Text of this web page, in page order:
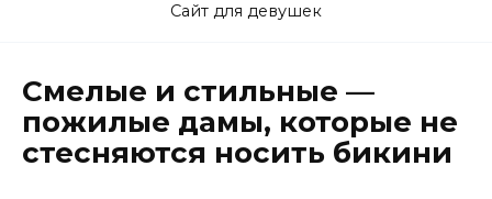
Сайт для девушек
Смелые и стильные —
пожилые дамы, которые не
стесняются носить бикини